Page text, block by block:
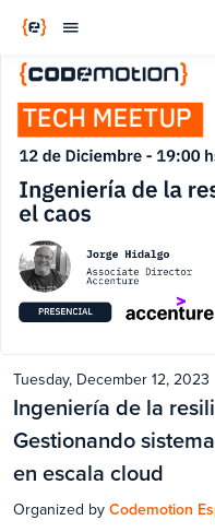
Tuesday, December 12, 2023
Ingeniería de la
Gestionando
en escala cloud
Organized by Codemotion